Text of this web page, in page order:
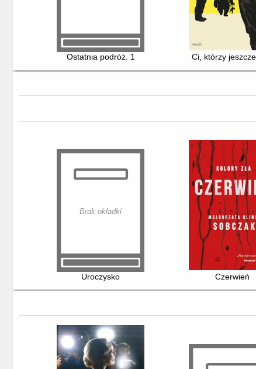
Ostatnia podróż. 1 Ci, którzy
Brak okładki
Uroczysko Czerwień